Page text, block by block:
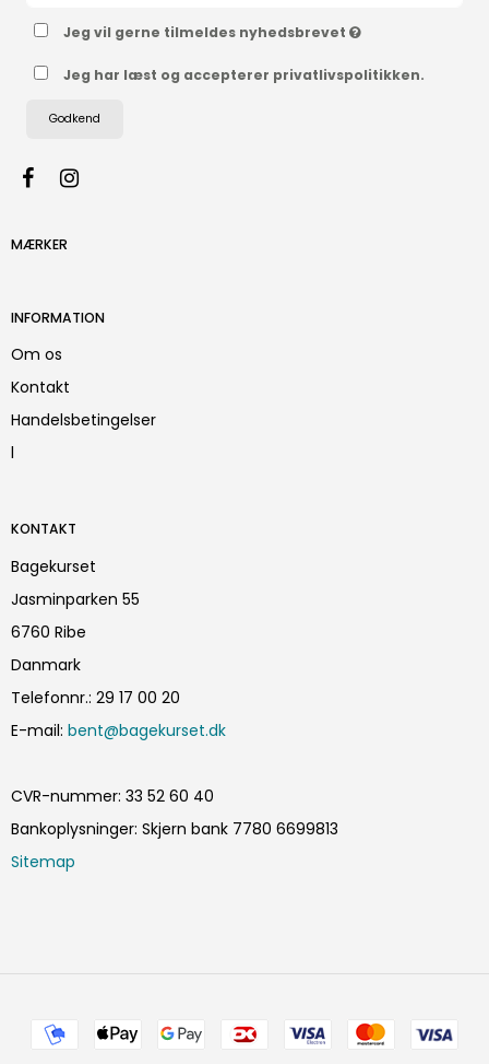
Jeg vil gerne tilmeldes nyhedsbrevet
Jeg har læst og accepterer privatlivspolitikken.
Godkend
MÆRKER
INFORMATION
Om os
Kontakt
Handelsbetingelser
l
KONTAKT
Bagekurset
Jasminparken 55
6760 Ribe
Danmark
Telefonnr.: 29 17 00 20
E-mail: bent@bagekurset.dk
CVR-nummer: 33 52 60 40
Bankoplysninger: Skjern bank 7780 6699813
Sitemap